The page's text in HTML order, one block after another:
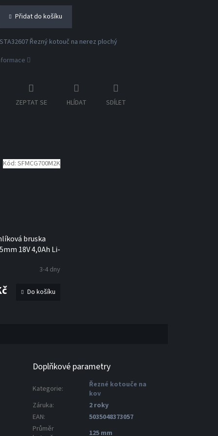
Přidat do košíku
STA32607 Řezný kotouč na nerez plochý
ZEPTAT SE HLÍDAT SDÍLET
bruska
18V 4,0Ah Li-
3-4 dny
Do košíku
Kód:SFMCG700M2K
Doplňkové parametry
Kategorie:
Řezné kotouče na
kov
Záruka:
2 roky
EAN:
5035048373057
Průměr
125 mm